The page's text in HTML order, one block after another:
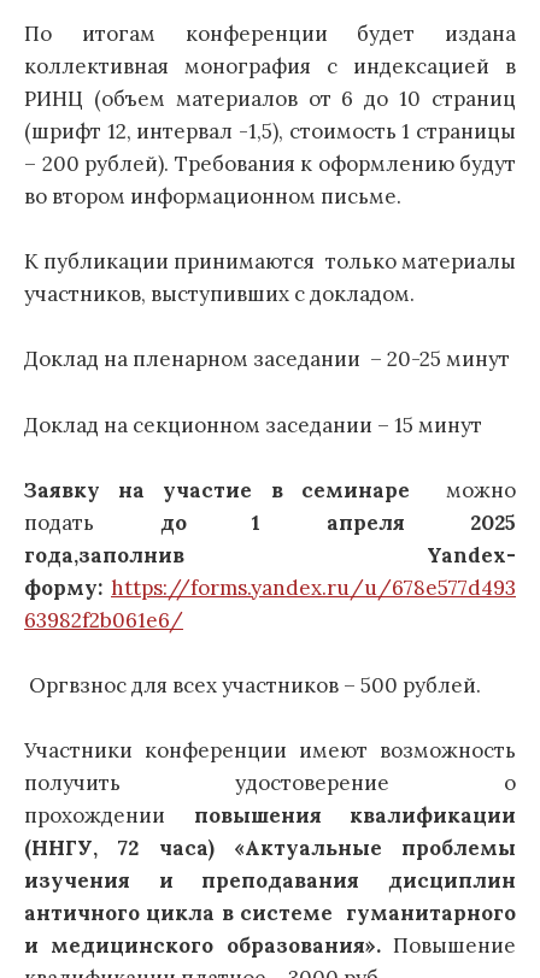
По итогам конференции будет издана
коллективная монография с индексацией в
РИНЦ (объем материалов от 6 до 10 страниц
(шрифт 12, интервал -1,5), стоимость 1 страницы
– 200 рублей). Требования к оформлению будут
во втором информационном письме.
К публикации принимаются только материалы
участников, выступивших с докладом.
Доклад на пленарном заседании – 20-25 минут
Доклад на секционном заседании – 15 минут
Заявку на участие в семинаре
можно
подать до 1 апреля
2025
года,заполнив Yandex-
форму: https://forms.yandex.ru/u/678e577d493
63982f2b061e6/
Оргвзнос для всех участников – 500 рублей.
Участники конференции имеют возможность
получить удостоверение о
прохождении повышения квалификации
(ННГУ, 72 часа) «Актуальные проблемы
изучения и преподавания дисциплин
античного цикла в системе гуманитарного
и медицинского образования».Повышение